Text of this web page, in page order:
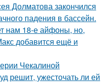
Долматова закончился
падения в бассейн.
нам 18-е айфоны, но,
добавится ещё и
Чекалиной
решит, ужесточать ли ей